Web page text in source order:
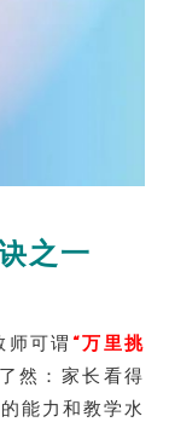
之一
师可谓 “万里挑
然：家长看得
能力和教学水